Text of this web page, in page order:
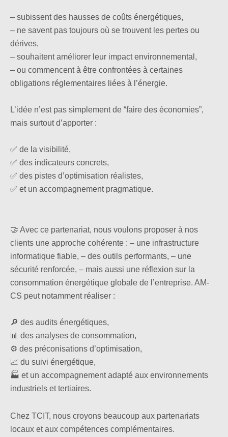
– subissent des hausses de coûts énergétiques,
– ne savent pas toujours où se trouvent les pertes ou
dérives,
– souhaitent améliorer leur impact environnemental,
– ou commencent à être confrontées à certaines
obligations réglementaires liées à l’énergie.
L’idée n’est pas simplement de “faire des économies”,
mais surtout d’apporter :
✅ de la visibilité,
✅ des indicateurs concrets,
✅ des pistes d’optimisation réalistes,
✅ et un accompagnement pragmatique.
🤝 Avec ce partenariat, nous voulons proposer à nos
clients une approche cohérente : – une infrastructure
informatique fiable, – des outils performants, – une
sécurité renforcée, – mais aussi une réflexion sur la
consommation énergétique globale de l’entreprise. AM-
CS peut notamment réaliser :
🔎 des audits énergétiques,
📊 des analyses de consommation,
⚙️ des préconisations d’optimisation,
📈 du suivi énergétique,
🏭 et un accompagnement adapté aux environnements
industriels et tertiaires.
Chez TCIT, nous croyons beaucoup aux partenariats
locaux et aux compétences complémentaires.